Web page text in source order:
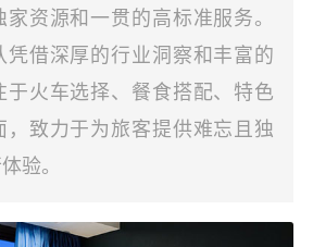
资源和一贯的高标准服务。
凭借深厚的行业洞察和丰富的
于火车选择、餐食搭配、特色
，致力于为旅客提供难忘且独
验。